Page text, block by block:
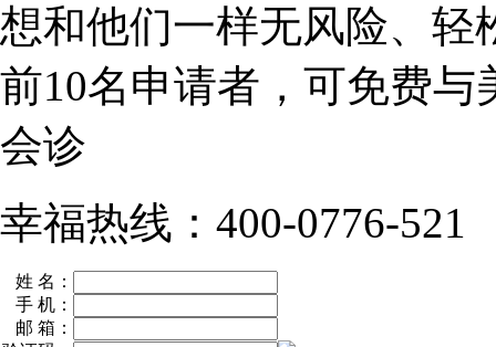
想和他们一样无风险、轻
前10名申请者，可免费与
会诊
幸福热线：400-0776-521
姓 名：
手 机：
邮 箱：